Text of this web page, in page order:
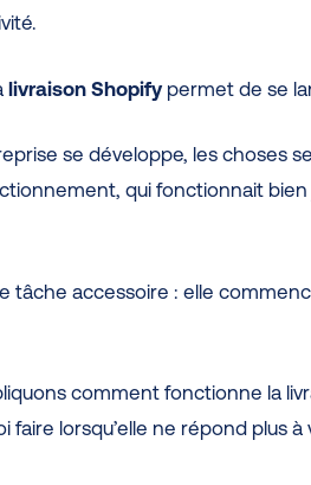
livraison Shopifypermet de se
se développe, les choses
qui fonctionnait bien
tâche accessoire : elle
comment fonctionne la
faire lorsqu’elle ne répond plus à